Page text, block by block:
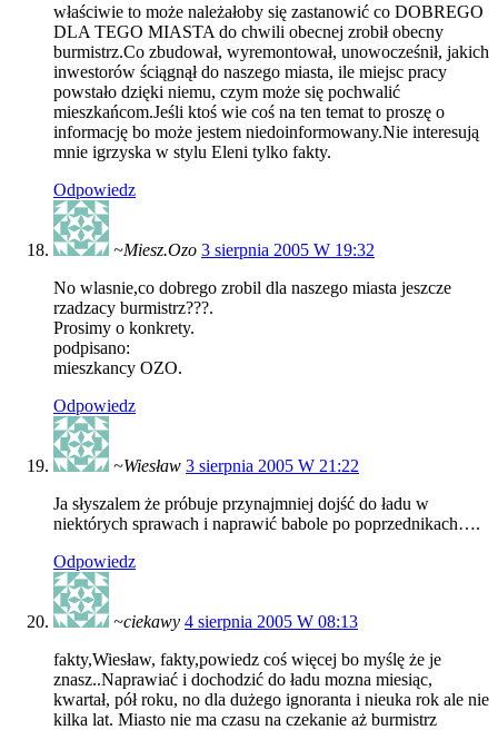
właściwie to może należałoby się zastanowić co DOBREGO
DLA TEGO MIASTA do chwili obecnej zrobił obecny
burmistrz.Co zbudował, wyremontował, unowocześnił, jakich
inwestorów ściągnął do naszego miasta, ile miejsc pracy
powstało dzięki niemu, czym może się pochwalić
mieszkańcom.Jeśli ktoś wie coś na ten temat to proszę o
informację bo może jestem niedoinformowany.Nie interesują
mnie igrzyska w stylu Eleni tylko fakty.
Odpowiedz
~Miesz.Ozo 3 sierpnia 2005 W 19:32
No wlasnie,co dobrego zrobil dla naszego miasta jeszcze
rzadzacy burmistrz???.
Prosimy o konkrety.
podpisano:
mieszkancy OZO.
Odpowiedz
~Wiesław 3 sierpnia 2005 W 21:22
Ja słyszalem że próbuje przynajmniej dojść do ładu w
niektórych sprawach i naprawić babole po poprzednikach….
Odpowiedz
~ciekawy 4 sierpnia 2005 W 08:13
fakty,Wiesław, fakty,powiedz coś więcej bo myślę że je
znasz..Naprawiać i dochodzić do ładu mozna miesiąc,
kwartał, pół roku, no dla dużego ignoranta i nieuka rok ale nie
kilka lat. Miasto nie ma czasu na czekanie aż burmistrz